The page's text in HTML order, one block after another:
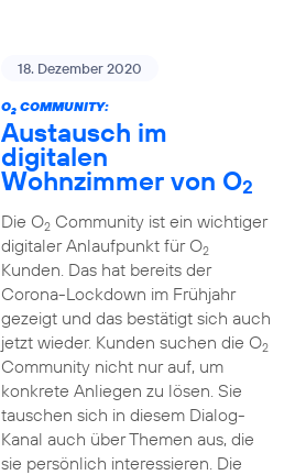
18. Dezember 2020
O2COMMUNITY:
Austausch im
digitalen
Wohnzimmer von O2
Die O2Community ist ein wichtiger
digitaler Anlaufpunkt für O2
Kunden. Das hat bereits der
Corona-Lockdown im Frühjahr
gezeigt und das bestätigt sich auch
jetzt wieder. Kunden suchen die O2
Community nicht nur auf, um
konkrete Anliegen zu lösen. Sie
tauschen sich in diesem Dialog-
Kanal auch über Themen aus, die
sie persönlich interessieren. Die